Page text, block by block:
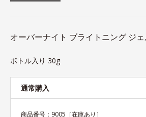
オーバーナイト ブライトニング ジェ
ボトル入り 30g
通常購入
商品番号： 9005 ［在庫あり］